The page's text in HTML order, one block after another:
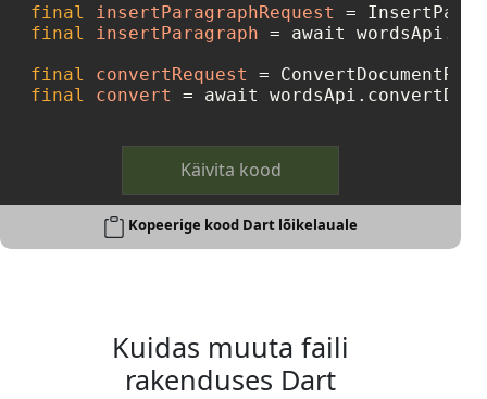
final
insertParagraphRequest
=
final
insertParagraph = await
final
convertRequest =
final
convert = await
Käivita kood
Kopeerige kood Dart lõikelauale
Kuidas muuta faili
rakenduses Dart